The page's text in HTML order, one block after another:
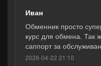
Иван
Обменник просто
курс для обмена. Так
саппорт за
2026-04-22 21:10